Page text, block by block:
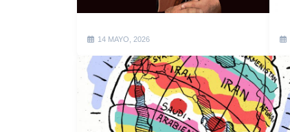
14 MAYO, 2026